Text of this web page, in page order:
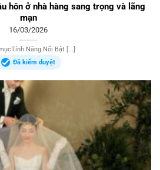
hôn ở nhà hàng sang trọng và lãng
mạn
16/03/2026
Năng Nổi Bật [...]
Đã kiểm duyệt